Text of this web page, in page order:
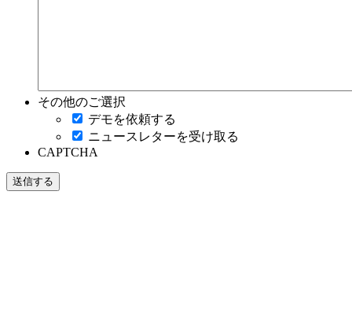
その他のご選択
デモを依頼する
ニュースレターを受け取る
CAPTCHA